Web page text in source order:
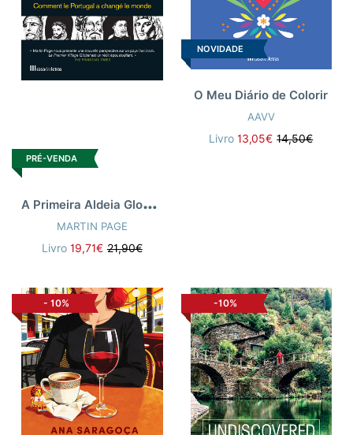
PRÉ-VENDA
A
Primeira Aldeia Global - edição em francês
MARTIN PAGE
Livro 19,71€ 21,90€
NOVIDADE
O Meu Diário de Colorir
AAVV
Livro13,05€ 14,50€
- 10% -10%